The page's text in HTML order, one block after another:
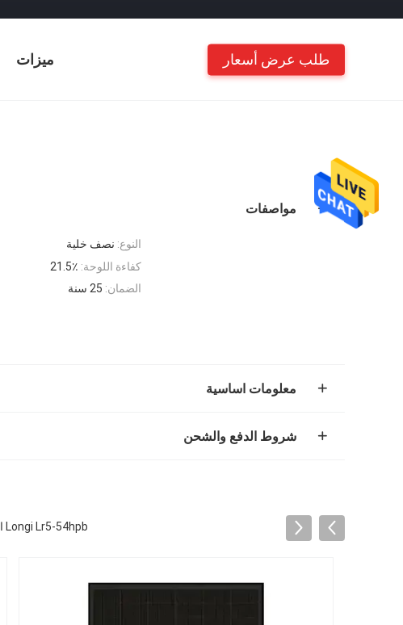
ميزات طلب عرض أسعار
مواصفات
النوع: نصف خلية
كفاءة اللوحة: 21.5٪
الضمان: 25 سنة
معلومات اساسية
شروط الدفع والشحن
Longi Lr5-54hpb الألواح الشمسية الوحدة الكهروضوئية Hi-Mo5 للمنزل 400 واط 410 واط 420 واط